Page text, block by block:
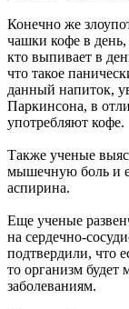
Конечно же
чашки кофе в
кто выпивает в
что такое
данный напиток,
Паркинсона, в
употребляют кофе.
Также ученые
мышечную боль и
аспирина.
Еще ученые
на сердечно-
подтвердили, что
то организм будет
заболеваниям.